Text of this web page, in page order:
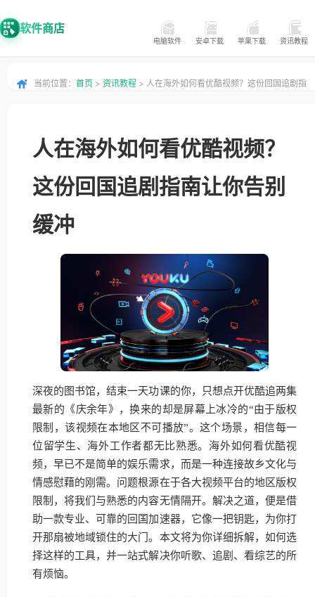
软件商店
电脑软件 安卓下载 苹果下载 资讯教程
当前位置： 首页 > 资讯教程 > 人在海外如何看优酷视频？这份回国追剧指
人在海外如何看优酷视频？
这份回国追剧指南让你告别
缓冲
深夜的图书馆，结束一天功课的你，只想点开优酷追两集
最新的《庆余年》，换来的却是屏幕上冰冷的“由于版权
限制，该视频在本地区不可播放”。这个场景，相信每一
位留学生、海外工作者都无比熟悉。海外如何看优酷视
频，早已不是简单的娱乐需求，而是一种连接故乡文化与
情感慰藉的刚需。问题根源在于各大视频平台的地区版权
限制，将我们与熟悉的内容无情隔开。解决之道，便是借
助一款专业、可靠的回国加速器，它像一把钥匙，为你打
开那扇被地域锁住的大门。本文将为你详细拆解，如何选
择这样的工具，并一站式解决你听歌、追剧、看综艺的所
有烦恼。